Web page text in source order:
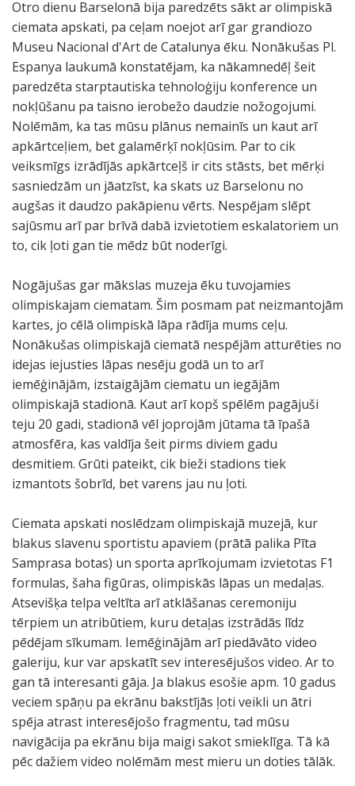
Otro dienu Barselonā bija paredzēts sākt ar olimpiskā
ciemata apskati, pa ceļam noejot arī gar grandiozo
Museu Nacional d'Art de Catalunya ēku. Nonākušas Pl.
Espanya laukumā konstatējam, ka nākamnedēļ šeit
paredzēta starptautiska tehnoloģiju konference un
nokļūšanu pa taisno ierobežo daudzie nožogojumi.
Nolēmām, ka tas mūsu plānus nemainīs un kaut arī
apkārtceļiem, bet galamērķī nokļūsim. Par to cik
veiksmīgs izrādījās apkārtceļš ir cits stāsts, bet mērķi
sasniedzām un jāatzīst, ka skats uz Barselonu no
augšas it daudzo pakāpienu vērts. Nespējam slēpt
sajūsmu arī par brīvā dabā izvietotiem eskalatoriem un
to, cik ļoti gan tie mēdz būt noderīgi.
Nogājušas gar mākslas muzeja ēku tuvojamies
olimpiskajam ciematam. Šim posmam pat neizmantojām
kartes, jo cēlā olimpiskā lāpa rādīja mums ceļu.
Nonākušas olimpiskajā ciematā nespējām atturēties no
idejas iejusties lāpas nesēju godā un to arī
iemēģinājām, izstaigājām ciematu un iegājām
olimpiskajā stadionā. Kaut arī kopš spēlēm pagājuši
teju 20 gadi, stadionā vēl joprojām jūtama tā īpašā
atmosfēra, kas valdīja šeit pirms diviem gadu
desmitiem. Grūti pateikt, cik bieži stadions tiek
izmantots šobrīd, bet varens jau nu ļoti.
Ciemata apskati noslēdzam olimpiskajā muzejā, kur
blakus slavenu sportistu apaviem (prātā palika Pīta
Samprasa botas) un sporta aprīkojumam izvietotas F1
formulas, šaha figūras, olimpiskās lāpas un medaļas.
Atsevišķa telpa veltīta arī atklāšanas ceremoniju
tērpiem un atribūtiem, kuru detaļas izstrādās līdz
pēdējam sīkumam. Iemēģinājām arī piedāvāto video
galeriju, kur var apskatīt sev interesējušos video. Ar to
gan tā interesanti gāja. Ja blakus esošie apm. 10 gadus
veciem spāņu pa ekrānu bakstījās ļoti veikli un ātri
spēja atrast interesējošo fragmentu, tad mūsu
navigācija pa ekrānu bija maigi sakot smieklīga. Tā kā
pēc dažiem video nolēmām mest mieru un doties tālāk.